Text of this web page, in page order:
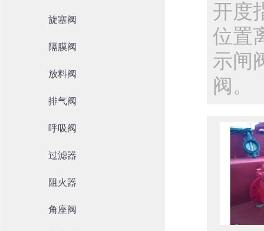
旋塞阀
隔膜阀
放料阀
排气阀
呼吸阀
过滤器
阻火器
角座阀
开度
位置
示闸
阀。